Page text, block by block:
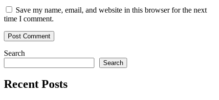
Save my name, email, and website in this browser for the next
time I comment.
Search
Search
Recent Posts